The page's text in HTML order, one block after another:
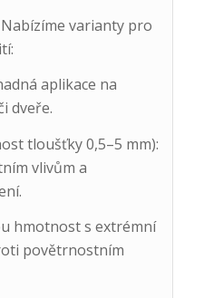
varianty pro
aplikace na
dveře.
tloušťky 0,5–5 mm):
vlivům a
hmotnost s extrémní
povětrnostním